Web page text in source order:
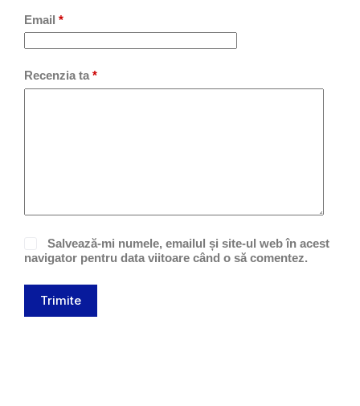
Email *
Recenzia ta*
Salvează-mi numele, emailul și site-ul web în acest
navigator pentru data viitoare când o să comentez.
Trimite